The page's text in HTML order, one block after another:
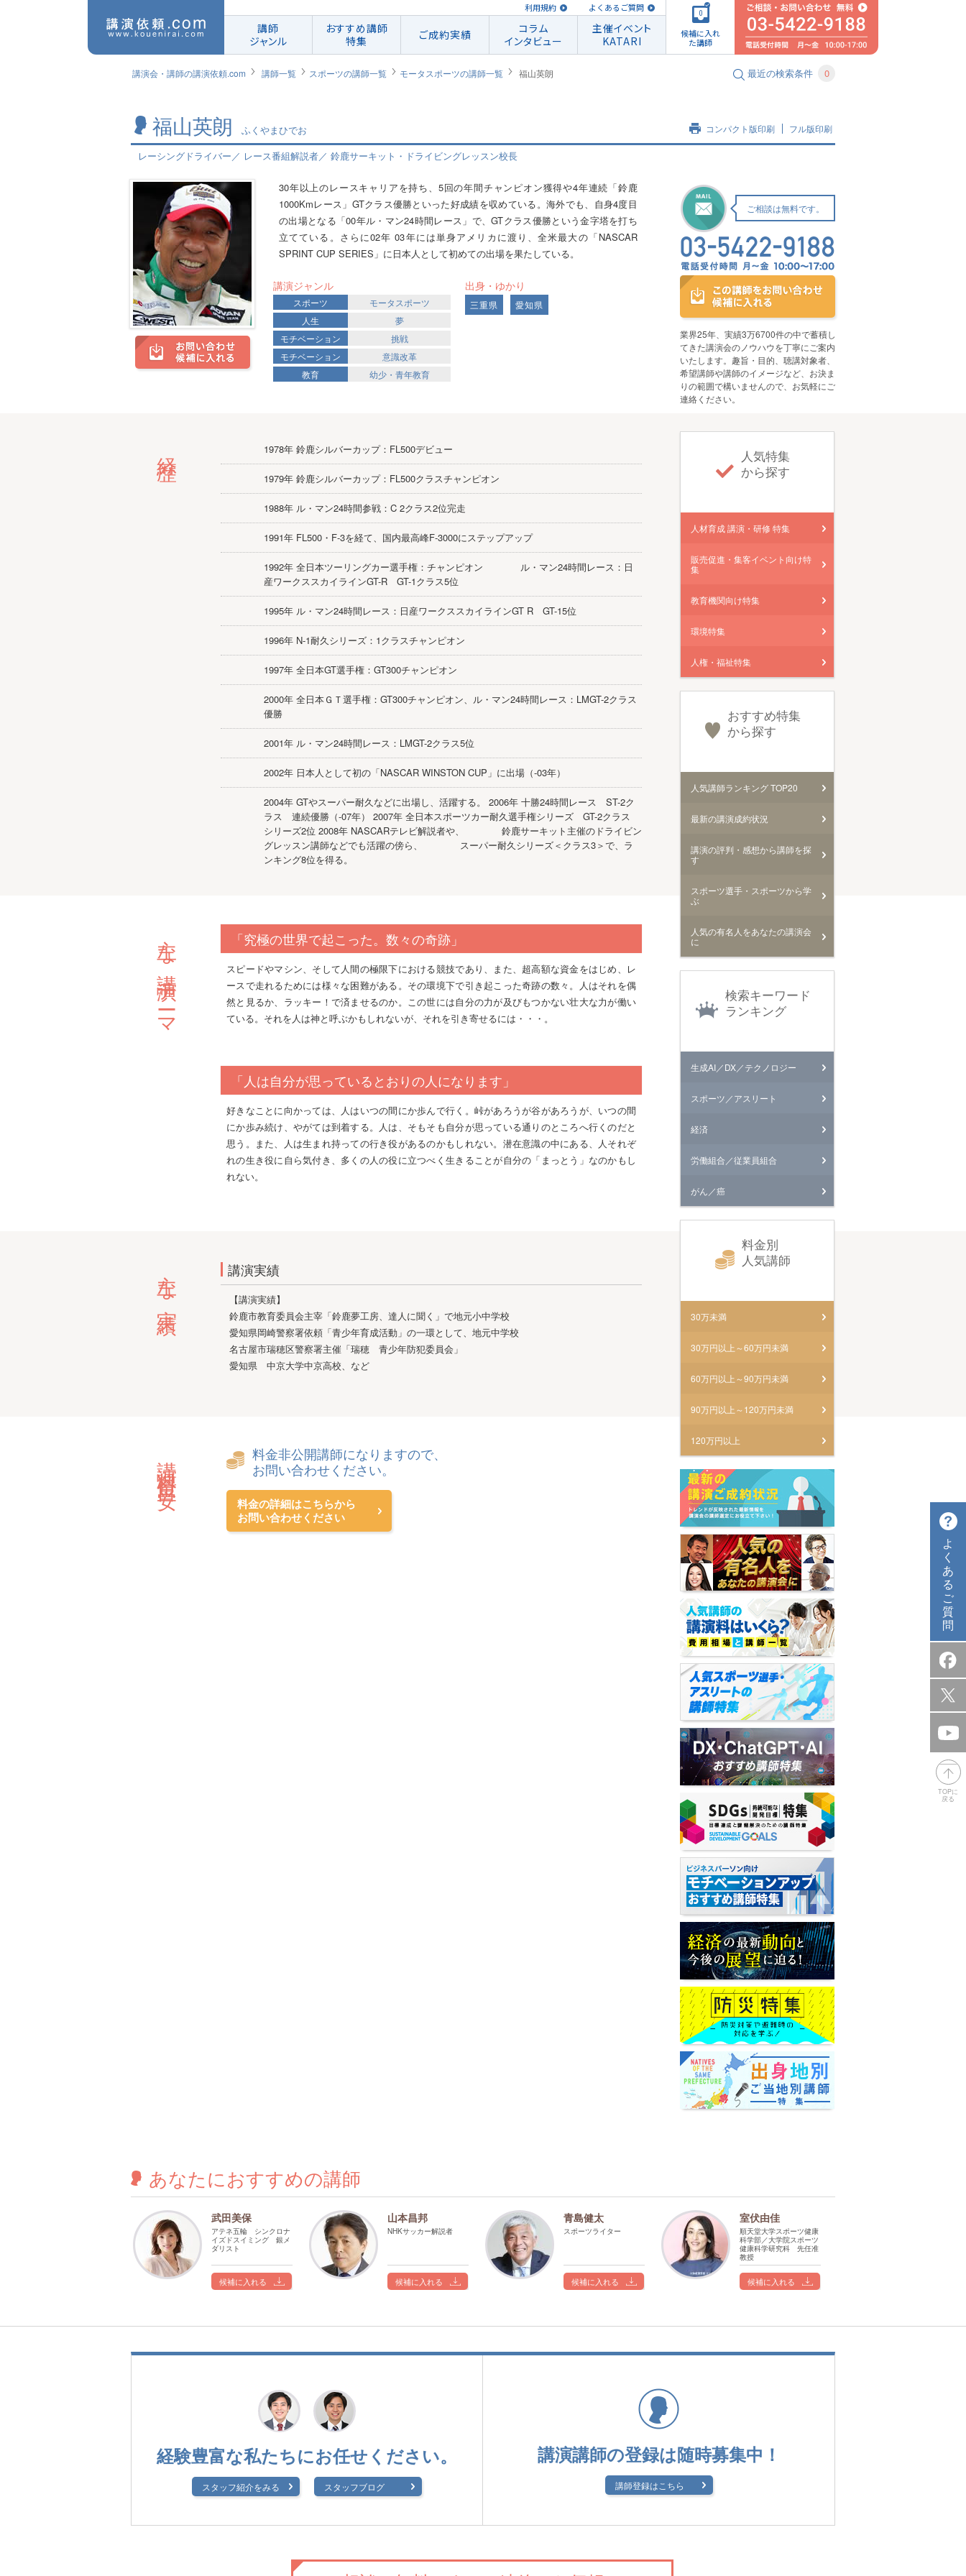
利用規約 よくあるご質問
講師
ジャンル
おすすめ講師
特集
ご成約実績
コラム
インタビュー
主催イベント
KATARI
0
候補に入れ
た講師
講演会・講師の講演依頼.com 講師一覧 スポーツの講師一覧 モータスポーツの講師一覧 福山英朗 最近の検索条件 0
福山英朗 ふくやまひでお コンパクト版印刷 フル版印刷
レーシングドライバー／ レース番組解説者／ 鈴鹿サーキット・ドライビングレッスン校長
30年以上のレースキャリアを持ち、5回の年間チャンピオン獲得や4年連続「鈴鹿
1000Kmレース」GTクラス優勝といった好成績を収めている。海外でも、自身4度目
の出場となる「00年ル・マン24時間レース」で、GTクラス優勝という金字塔を打ち
立てている。さらに02年 03年には単身アメリカに渡り、全米最大の「NASCAR
SPRINT CUP SERIES」に日本人として初めての出場を果たしている。
講演ジャンル
スポーツ
モータスポーツ
人生
夢
モチベーション
挑戦
モチベーション
意識改革
教育
幼少・青年教育
出身・ゆかり
三重県 愛知県
ご相談は無料です。
業界25年、実績3万6700件の中で蓄積し
てきた講演会のノウハウを丁寧にご案内
いたします。趣旨・目的、聴講対象者、
希望講師や講師のイメージなど、お決ま
りの範囲で構いませんので、お気軽にご
連絡ください。
人気特集
から探す
人材育成 講演・研修 特集
販売促進・集客イベント向け特
集
教育機関向け特集
環境特集
人権・福祉特集
おすすめ特集
から探す
人気講師ランキング TOP20
最新の講演成約状況
講演の評判・感想から講師を探
す
スポーツ選手・スポーツから学
ぶ
人気の有名人をあなたの講演会
に
検索キーワード
ランキング
生成AI／DX／テクノロジー
スポーツ／アスリート
経済
労働組合／従業員組合
がん／癌
料金別
人気講師
30万未満
30万円以上～60万円未満
60万円以上～90万円未満
90万円以上～120万円未満
120万円以上
1978年 鈴鹿シルバーカップ：FL500デビュー
1979年 鈴鹿シルバーカップ：FL500クラスチャンピオン
1988年 ル・マン24時間参戦：C 2クラス2位完走
1991年 FL500・F-3を経て、国内最高峰F-3000にステップアップ
1992年 全日本ツーリングカー選手権：チャンピオン ル・マン24時間レース：日
産ワークススカイラインGT-R GT-1クラス5位
1995年 ル・マン24時間レース：日産ワークススカイラインGT R GT-15位
1996年 N-1耐久シリーズ：1クラスチャンピオン
1997年 全日本GT選手権：GT300チャンピオン
2000年 全日本ＧＴ選手権：GT300チャンピオン、ル・マン24時間レース：LMGT-2クラス
優勝
2001年 ル・マン24時間レース：LMGT-2クラス5位
2002年 日本人として初の「NASCAR WINSTON CUP」に出場（-03年）
2004年 GTやスーパー耐久などに出場し、活躍する。 2006年 十勝24時間レース ST-2ク
ラス 連続優勝（-07年） 2007年 全日本スポーツカー耐久選手権シリーズ GT-2クラス
シリーズ2位 2008年 NASCARテレビ解説者や、 鈴鹿サーキット主催のドライビン
グレッスン講師などでも活躍の傍ら、 スーパー耐久シリーズ＜クラス3＞で、ラ
ンキング8位を得る。
主な講演テーマ 「究極の世界で起こった。数々の奇跡」
スピードやマシン、そして人間の極限下における競技であり、また、超高額な資金をはじめ、レ
ースで走れるためには様々な困難がある。その環境下で引き起こった奇跡の数々。人はそれを偶
然と見るか、ラッキー！で済ませるのか。この世には自分の力が及びもつかない壮大な力が働い
ている。それを人は神と呼ぶかもしれないが、それを引き寄せるには・・・。
「人は自分が思っているとおりの人になります」
好きなことに向かっては、人はいつの間にか歩んで行く。峠があろうが谷があろうが、いつの間
にか歩み続け、やがては到着する。人は、そもそも自分が思っている通りのところへ行くのだと
思う。また、人は生まれ持っての行き役があるのかもしれない。潜在意識の中にある、人それぞ
れの生き役に自ら気付き、多くの人の役に立つべく生きることが自分の「まっとう」なのかもし
れない。
主な実績 講演実績
【講演実績】
鈴鹿市教育委員会主宰「鈴鹿夢工房、達人に聞く」で地元小中学校
愛知県岡崎警察署依頼「青少年育成活動」の一環として、地元中学校
名古屋市瑞穂区警察署主催「瑞穂 青少年防犯委員会」
愛知県 中京大学中京高校、など
講演料金目安
料金非公開講師になりますので、
お問い合わせください。
料金の詳細はこちらから
お問い合わせください
あなたにおすすめの講師
武田美保
アテネ五輪 シンクロナ
イズドスイミング 銀メ
ダリスト
候補に入れる
山本昌邦
NHKサッカー解説者
候補に入れる
青島健太
スポーツライター
候補に入れる
室伏由佳
順天堂大学スポーツ健康
科学部／大学院スポーツ
健康科学研究科 先任准
教授
候補に入れる
経験豊富な私たちにお任せください。
スタッフ紹介をみる スタッフブログ
講演講師の登録は随時募集中！
講師登録はこちら
よ
く
あ
る
ご
質
問
TOPに
戻る